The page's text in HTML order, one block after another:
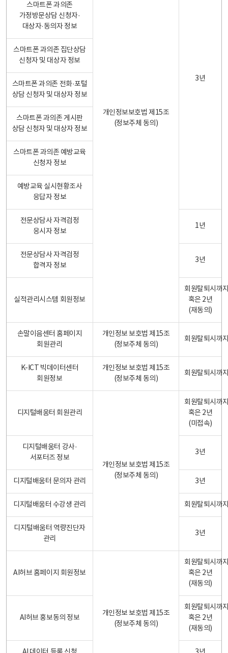
개인정보보호법 제15조
(정보주체 동의)
3년
스마트폰 과의존
가정방문상담 신청자·
대상자·동의자 정보
스마트폰 과의존 집단상담
신청자 및 대상자 정보
스마트폰 과의존 전화·포털
상담 신청자 및 대상자 정보
스마트폰 과의존 게시판
상담 신청자 및 대상자 정보
스마트폰 과의존 예방교육
신청자 정보
예방교육 실시현황조사
응답자 정보
전문상담사 자격검정
응시자 정보
1년
전문상담사 자격검정
합격자 정보
3년
실적관리시스템 회원정보
회원탈퇴시까
혹은 2년
(재동의)
손말이음센터 홈페이지
회원관리
개인정보 보호법 제15조
(정보주체 동의)
회원탈퇴시까
K-ICT 빅데이터센터
회원정보
개인정보 보호법 제15조
(정보주체 동의)
회원탈퇴시까
디지털배움터 회원관리
개인정보 보호법 제15조
(정보주체 동의)
회원탈퇴시까
혹은 2년
(미접속)
디지털배움터 강사·
서포터즈 정보
3년
디지털배움터 문의자 관리 3년
디지털배움터 수강생 관리 회원탈퇴시까
디지털배움터 역량진단자
관리
3년
AI허브 홈페이지 회원정보
개인정보 보호법 제15조
(정보주체 동의)
회원탈퇴시까
혹은 2년
(재동의)
AI허브 홍보동의 정보
회원탈퇴시까
혹은 2년
(재동의)